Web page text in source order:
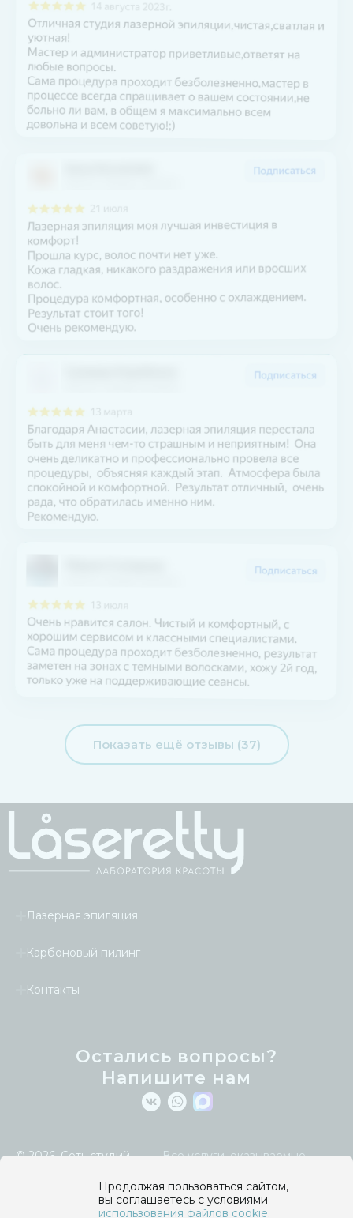
Показать ещё отзывы (37)
Лазерная эпиляция
Карбоновый пилинг
Контакты
Остались вопросы?
Напишите нам
© 2026.Сеть студий
Все услуги, оказываемые
являются косметическими и
осуществляются в целях улучшения
внешнего вида кожи тела и лица
Продолжая пользоваться сайтом,
вы соглашаетесь с условиями
использования файлов cookie.